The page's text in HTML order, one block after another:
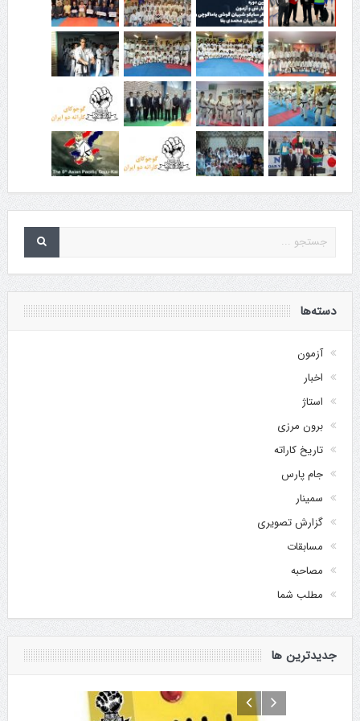
دسته‌ها
آزمون
اخبار
استاژ
برون مرزی
تاریخ کاراته
جام پارس
سمینار
گزارش تصویری
مسابقات
مصاحبه
مطلب شما
جدیدترین ها